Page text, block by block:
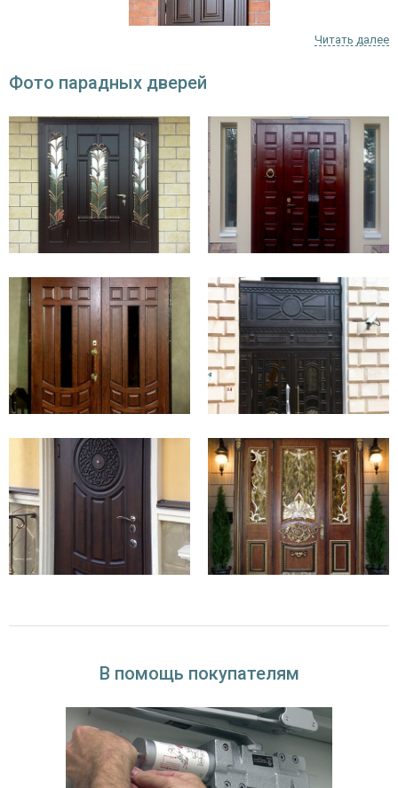
Стальные уличные конструкции для загородного деревянного дома
или кирпичного коттеджа должны быть не только прочными, но
красивыми и стильными. Ассортимент подтверждает это. Здесь
можно найти модели обычные и арочные с:
ковкой;
стеклопакетом;
коваными решётками;
панелями MDF;
массивом.
Перечисленные типы отделки легко комбинируются между собой,
благодаря чему удаётся создать уникальный дизайн. Самый простой
законченный вид – порошковое напыление (более 20 фактур и
оттенков). Стоит оно недорого.
Технические характеристики
Читать далее
Фото парадных дверей
В помощь покупателям